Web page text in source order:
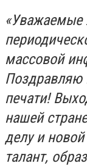
«Уважаемые
массовой
Поздравляю
печати!
нашей
делу и
талант,